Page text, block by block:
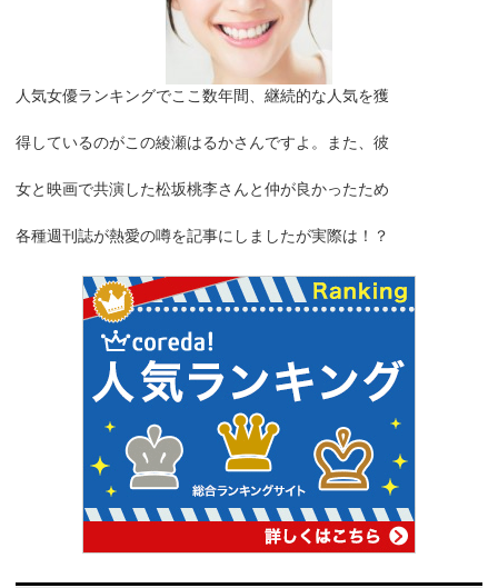
人気女優ランキングでここ数年間、継続的な人気を獲
得しているのがこの綾瀬はるかさんですよ。また、彼
女と映画で共演した松坂桃李さんと仲が良かったため
各種週刊誌が熱愛の噂を記事にしましたが実際は！？